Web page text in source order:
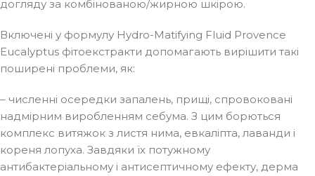
догляду за комбінованою/жирною шкірою.
Включені у формулу Hydro-Matifying Fluid Provence
Eucalyptus фітоекстракти допомагають вирішити такі
поширені проблеми, як:
– численні осередки запалень, прищі, спровоковані
надмірним виробленням себума. З цим борються
комплекс витяжок з листя нима, евкаліпта, лаванди і
кореня лопуха. Завдяки їх потужному
антибактеріальному і антисептичному ефекту, дерма